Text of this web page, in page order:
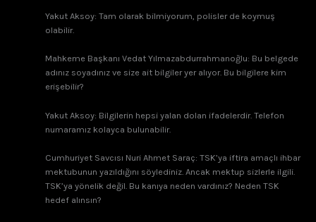
Yakut Aksoy: Tam olarak bilmiyorum, polisler de koymuş
olabilir.
Mahkeme Başkanı Vedat Yılmazabdurrahmanoğlu: Bu belgede
adınız soyadınız ve size ait bilgiler yer alıyor. Bu bilgilere kim
erişebilir?
Yakut Aksoy: Bilgilerin hepsi yalan dolan ifadelerdir. Telefon
numaramız kolayca bulunabilir.
Cumhuriyet Savcısı Nuri Ahmet Saraç: TSK’ya iftira amaçlı ihbar
mektubunun yazıldığını söylediniz. Ancak mektup sizlerle ilgili.
TSK’ya yönelik değil. Bu kanıya neden vardınız? Neden TSK
hedef alınsın?